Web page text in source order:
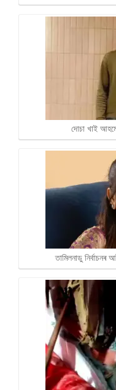
দোচা খাই
তামিলনাডু